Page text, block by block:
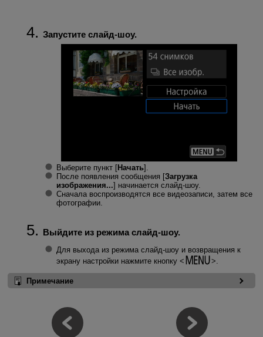
Запустите слайд-шоу.
Выберите пункт [Начать].
После появления сообщения [Загрузка
изображения...] начинается слайд-шоу.
Сначала воспроизводятся все видеозаписи, затем все
фотографии.
Выйдите из режима слайд-шоу.
Для выхода из режима слайд-шоу и возвращения к
экрану настройки нажмите кнопку
.
Примечание